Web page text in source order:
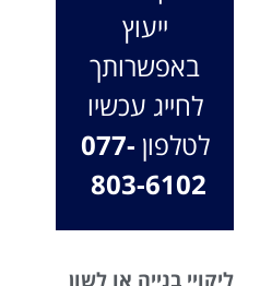
ונוטריון
ייעוץ
באפשרותך
לחייג עכשיו
לטלפון 077-
803-6102
ליקויי בנייה או לשון